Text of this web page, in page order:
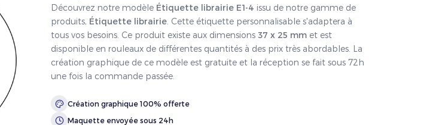
Découvrez notre modèle Étiquette librairie E1-4 issu de notre gamme de
produits, Étiquette librairie . Cette étiquette personnalisable s'adaptera à
tous vos besoins. Ce produit existe aux dimensions 37 x 25 mm et est
disponible en rouleaux de différentes quantités à des prix très abordables. La
création graphique de ce modèle est gratuite et la réception se fait sous 72h
une fois la commande passée.
Création graphique 100% offerte
Maquette envoyée sous 24h